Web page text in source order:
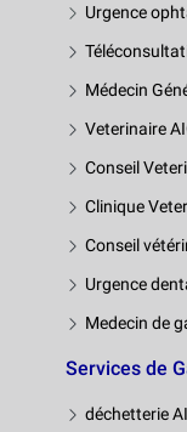
Urgence
Médecin
Veterinaire
Conseil
Clinique
Conseil
Urgence
Medecin de
Services de
déchetterie